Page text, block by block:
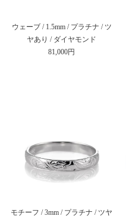
ウェーブ / 1.5mm / プラチナ / ツ
ヤあり / ダイヤモンド
81,000円
モチーフ / 3mm / プラチナ / ツヤ